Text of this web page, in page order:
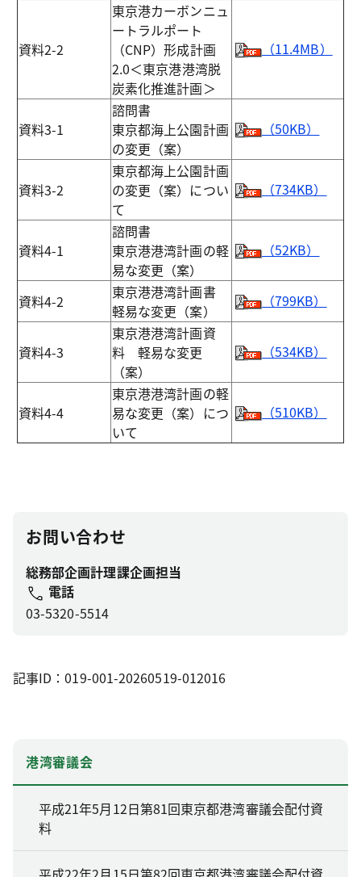
資料2-2
東京港カーボンニュ
ートラルポート
（CNP）形成計画
2.0＜東京港港湾脱
炭素化推進計画＞
（11.4MB）
資料3-1
諮問書
東京都海上公園計画
の変更（案）
（50KB）
資料3-2
東京都海上公園計画
の変更（案）につい
て
（734KB）
資料4-1
諮問書
東京港港湾計画の軽
易な変更（案）
（52KB）
資料4-2
東京港港湾計画書
軽易な変更（案）
（799KB）
資料4-3
東京港港湾計画資
料 軽易な変更
（案）
（534KB）
資料4-4
東京港港湾計画の軽
易な変更（案）につ
いて
（510KB）
お問い合わせ
総務部企画計理課企画担当
電話
03-5320-5514
記事ID：019-001-20260519-012016
港湾審議会
平成21年5月12日第81回東京都港湾審議会配付資
料